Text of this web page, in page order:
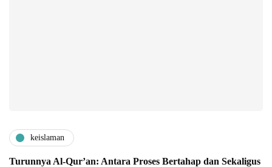
keislaman
Turunnya Al-Qur’an: Antara Proses Bertahap dan Sekaligus